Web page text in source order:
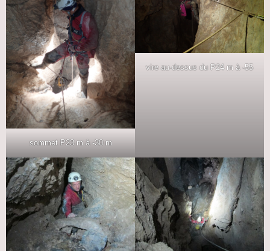
sommet P23 m à -30 m
vire au-dessus du P24 m à -55